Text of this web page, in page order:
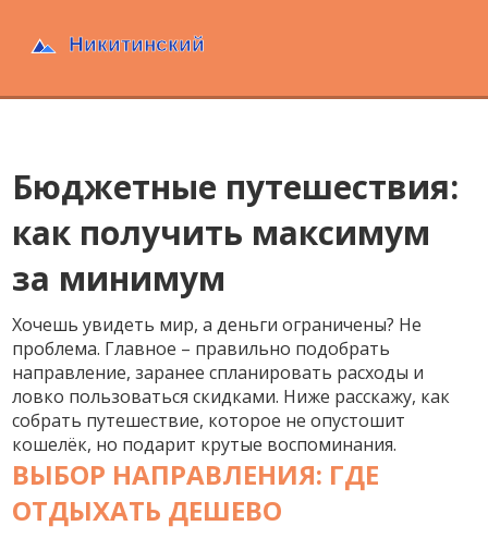
Бюджетные путешествия:
как получить максимум
за минимум
Хочешь увидеть мир, а деньги ограничены? Не
проблема. Главное – правильно подобрать
направление, заранее спланировать расходы и
ловко пользоваться скидками. Ниже расскажу, как
собрать путешествие, которое не опустошит
кошелёк, но подарит крутые воспоминания.
ВЫБОР НАПРАВЛЕНИЯ: ГДЕ
ОТДЫХАТЬ ДЕШЕВО